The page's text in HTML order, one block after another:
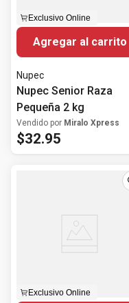
Exclusivo Online
Agregar al carrito
Nupec
Nupec Senior Raza
Pequeña 2 kg
Vendido por Miralo Xpress
$32.95
Exclusivo Online